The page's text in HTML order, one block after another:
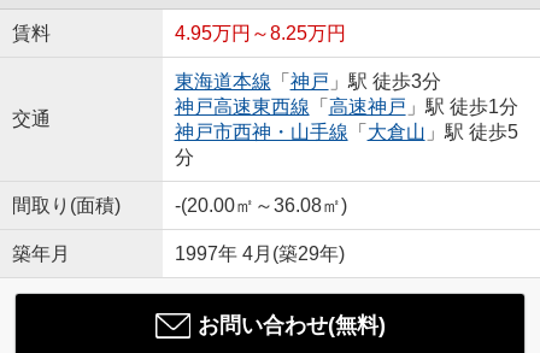
賃料 4.95万円～8.25万円
交通
東海道本線 「 神戸 」駅 徒歩3分
神戸高速東西線 「 高速神戸 」駅 徒歩1分
神戸市西神・山手線 「 大倉山 」駅 徒歩5
分
間取り(面積) -(20.00㎡～36.08㎡)
築年月 1997年 4月(築29年)
お問い合わせ(無料)